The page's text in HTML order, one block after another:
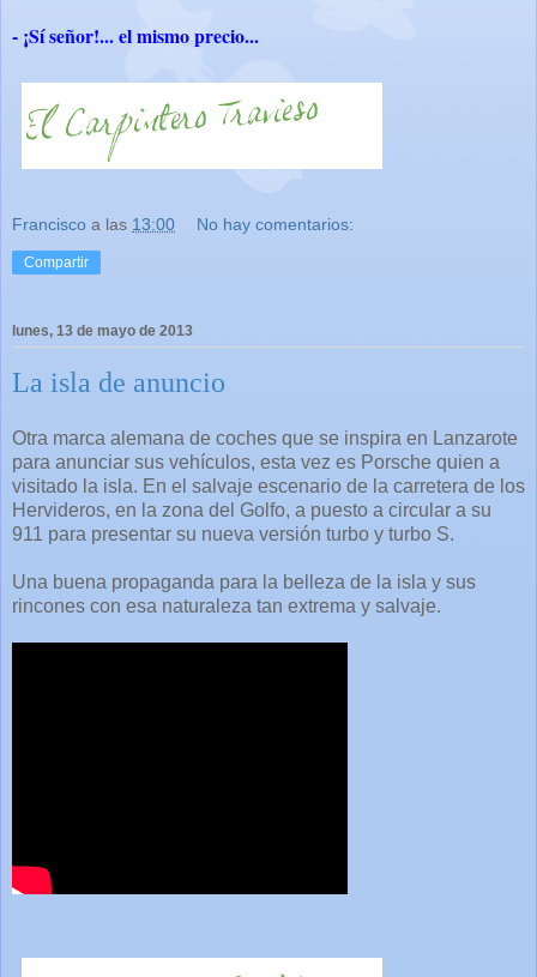
- ¡Sí señor!... el mismo precio...
Francisco a las 13:00 No hay comentarios:
Compartir
lunes, 13 de mayo de 2013
La isla de anuncio
Otra marca alemana de coches que se inspira en Lanzarote
para anunciar sus vehículos, esta vez es Porsche quien a
visitado la isla. En el salvaje escenario de la carretera de los
Hervideros, en la zona del Golfo, a puesto a circular a su
911 para presentar su nueva versión turbo y turbo S.
Una buena propaganda para la belleza de la isla y sus
rincones con esa naturaleza tan extrema y salvaje.